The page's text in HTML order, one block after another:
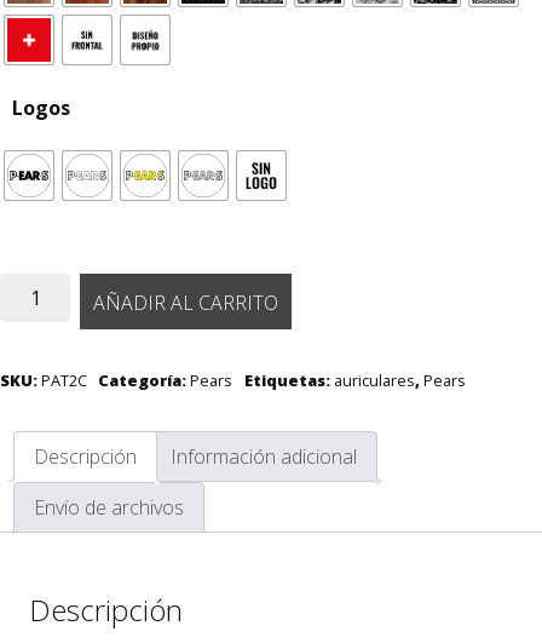
Logos
Pears
Custom
AÑADIR AL CARRITO
SKU:PAT2C Categoría:Pears Etiquetas: auriculares,Pears
Descripción
Información adicional
Envío de archivos
Descripción